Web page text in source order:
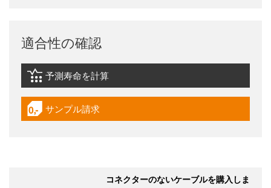
適合性の確認
igus-icon-lebensdauerrechner
予測寿命を計算
igus-icon-gratismuster
サンプル請求
コネクターのないケーブルを購入しま